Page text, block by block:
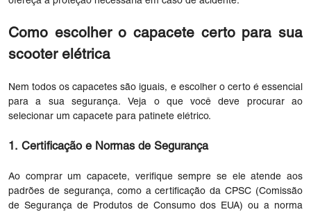
Como escolher o capacete certo para sua
scooter elétrica
Nem todos os capacetes são iguais, e escolher o certo é essencial
para a sua segurança. Veja o que você deve procurar ao
selecionar um capacete para patinete elétrico.
1. Certificação e Normas de Segurança
Ao comprar um capacete, verifique sempre se ele atende aos
padrões de segurança, como a certificação da CPSC (Comissão
de Segurança de Produtos de Consumo dos EUA) ou a norma